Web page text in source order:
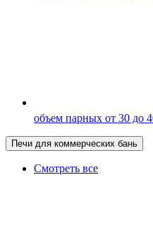
объем парных от 30 до
Печи для коммерческих бань
Смотреть все